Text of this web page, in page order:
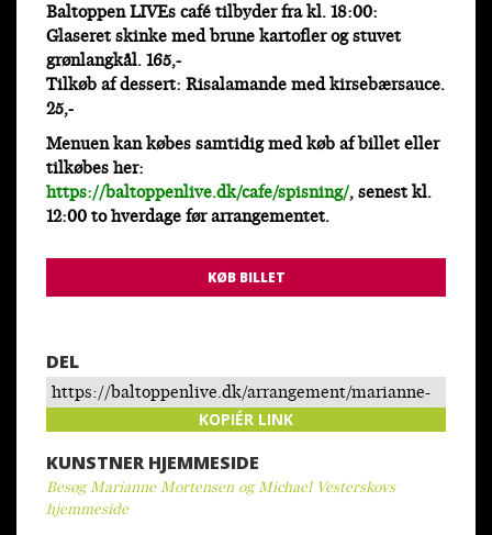
Baltoppen LIVEs café tilbyder fra kl. 18:00:
Glaseret skinke med brune kartofler og stuvet
grønlangkål. 165,-
Tilkøb af dessert: Risalamande med kirsebærsauce.
25,-
Menuen kan købes samtidig med køb af billet eller
tilkøbes her:
https://baltoppenlive.dk/cafe/spisning/, senest kl.
12:00 to hverdage før arrangementet.
KØB BILLET
DEL
https://baltoppenlive.dk/arrangement/marianne-
KOPIÉR LINK
KUNSTNER HJEMMESIDE
Besøg Marianne Mortensen og Michael Vesterskovs
hjemmeside